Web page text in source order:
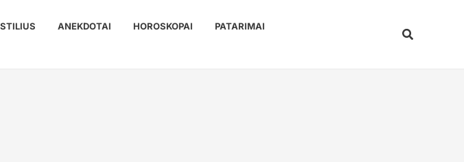
STILIUS ANEKDOTAI HOROSKOPAI
PATARIMAI
Paieška